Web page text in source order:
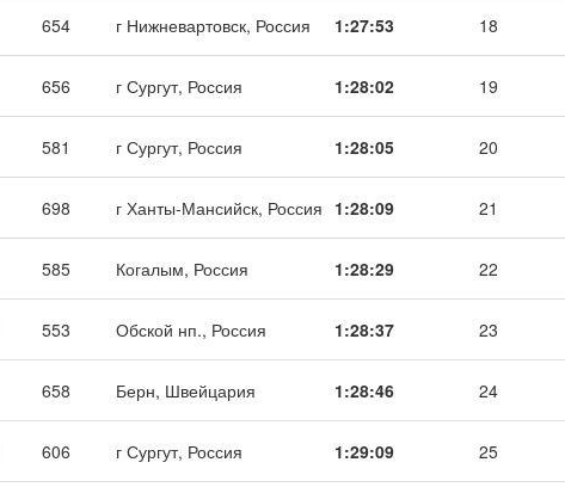
654 г Нижневартовск, Россия 1:27:53 18
656 г Сургут, Россия 1:28:02 19
581 г Сургут, Россия 1:28:05 20
698 г Ханты-Мансийск, Россия 1:28:09 21
585 Когалым, Россия 1:28:29 22
553 Обской нп., Россия 1:28:37 23
658 Берн, Швейцария 1:28:46 24
606 г Сургут, Россия 1:29:09 25